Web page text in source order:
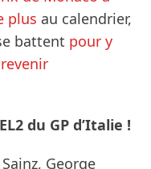
plus au calendrier,
battent pour y
du GP d’Italie !
George